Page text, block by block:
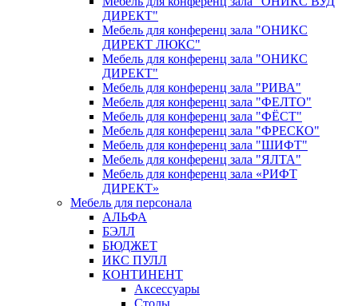
ДИРЕКТ"
Мебель для конференц зала "ОНИКС
ДИРЕКТ ЛЮКС"
Мебель для конференц зала "ОНИКС
ДИРЕКТ"
Мебель для конференц зала "РИВА"
Мебель для конференц зала "ФЕЛТО"
Мебель для конференц зала "ФЁСТ"
Мебель для конференц зала "ФРЕСКО"
Мебель для конференц зала "ШИФТ"
Мебель для конференц зала "ЯЛТА"
Мебель для конференц зала «РИФТ
ДИРЕКТ»
Мебель для персонала
АЛЬФА
БЭЛЛ
БЮДЖЕТ
ИКС ПУЛЛ
КОНТИНЕНТ
Аксессуары